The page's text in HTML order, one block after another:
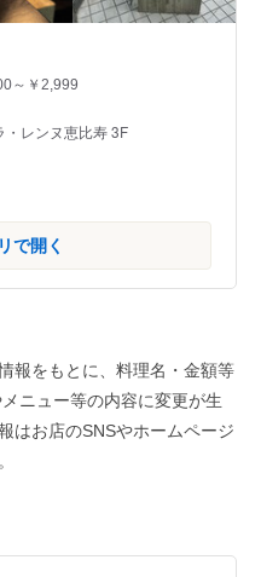
～￥2,999
レンヌ恵比寿 3F
で開く
報をもとに、料理名・金額等
ニュー等の内容に変更が生
はお店のSNSやホームページ